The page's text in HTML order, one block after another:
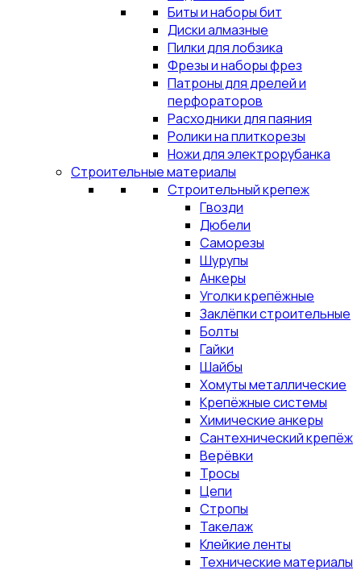
Биты и наборы бит
Диски алмазные
Пилки для лобзика
Фрезы и наборы фрез
Патроны для дрелей и
перфораторов
Расходники для паяния
Ролики на плиткорезы
Ножи для электрорубанка
Строительные материалы
Строительный крепеж
Гвозди
Дюбели
Саморезы
Шурупы
Анкеры
Уголки крепёжные
Заклёпки строительные
Болты
Гайки
Шайбы
Хомуты металлические
Крепёжные системы
Химические анкеры
Сантехнический крепёж
Верёвки
Тросы
Цепи
Стропы
Такелаж
Клейкие ленты
Технические материалы